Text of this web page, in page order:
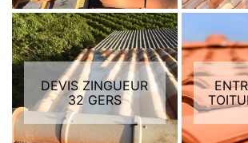
DEVIS ZINGUEUR
32 GERS